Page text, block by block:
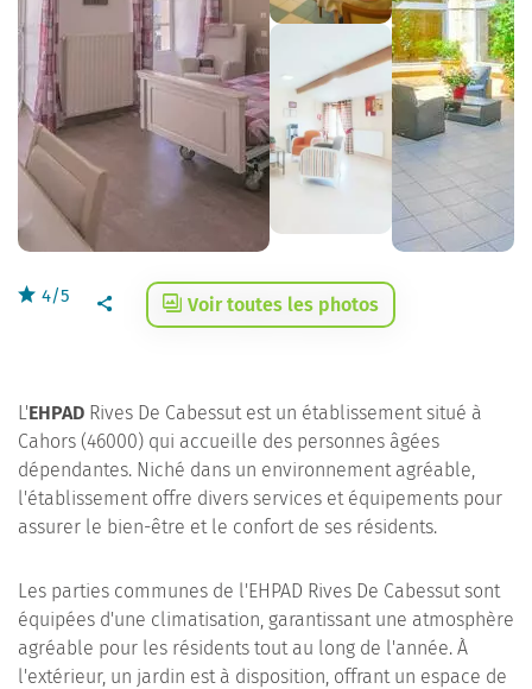
4/5 Voir toutes les photos
L'EHPAD Rives De Cabessut est un établissement situé à
Cahors (46000) qui accueille des personnes âgées
dépendantes. Niché dans un environnement agréable,
l'établissement offre divers services et équipements pour
assurer le bien-être et le confort de ses résidents.
Les parties communes de l'EHPAD Rives De Cabessut sont
équipées d'une climatisation, garantissant une atmosphère
agréable pour les résidents tout au long de l'année. À
l'extérieur, un jardin est à disposition, offrant un espace de